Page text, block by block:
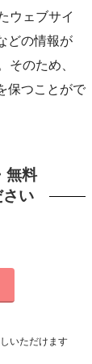
ウェブサイ
どの情報が
そのため、
保つことがで
無料
い
いただけます